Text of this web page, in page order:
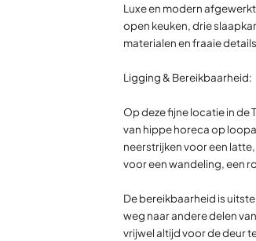
Luxe en modern
open keuken, drie
materialen en fraaie
Ligging & Bereikbaarheid:
Op deze fijne locatie in
van hippe horeca op
neerstrijken voor een
voor een wandeling, een
De bereikbaarheid is
weg naar andere delen
vrijwel altijd voor de deur